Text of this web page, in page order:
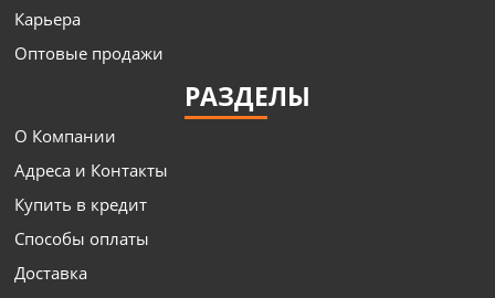
Карьера
Оптовые продажи
РАЗДЕЛЫ
О Компании
Адреса и Контакты
Купить в кредит
Способы оплаты
Доставка